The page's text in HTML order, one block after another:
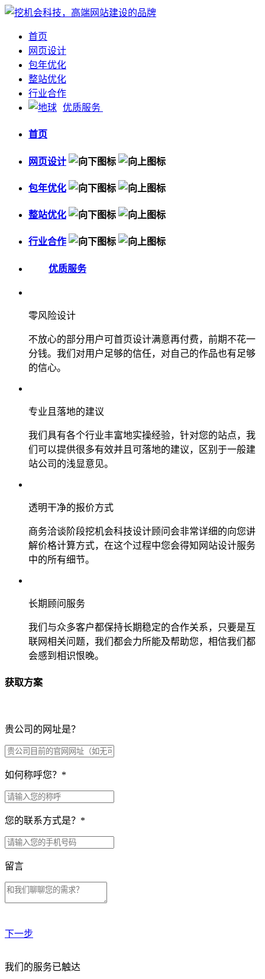
首页
网页设计
包年优化
整站优化
行业合作
优质服务
首页
网页设计
包年优化
整站优化
行业合作
优质服务
零风险设计
不放心的部分用户可首页设计满意再付费，前期不花一
分钱。我们对用户足够的信任，对自己的作品也有足够
的信心。
专业且落地的建议
我们具有各个行业丰富地实操经验，针对您的站点，我
们可以提供很多有效并且可落地的建议，区别于一般建
站公司的浅显意见。
透明干净的报价方式
商务洽谈阶段挖机会科技设计顾问会非常详细的向您讲
解价格计算方式，在这个过程中您会得知网站设计服务
中的所有细节。
长期顾问服务
我们与众多客户都保持长期稳定的合作关系，只要是互
联网相关问题，我们都会力所能及帮助您，相信我们都
会感到相识恨晚。
获取方案
贵公司的网址是？
如何称呼您？ *
您的联系方式是？ *
留言
下一步
贵公司预算范围是？
我们的服务已触达